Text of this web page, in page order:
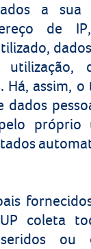
a sua
de
Há, assim,
dados
próprio
coleta
ou